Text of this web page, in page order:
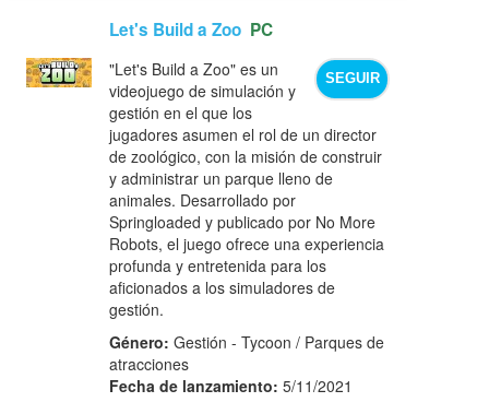
Let's Build a Zoo PC
SEGUIR
"Let's Build a Zoo" es un
videojuego de simulación y
gestión en el que los
jugadores asumen el rol de un director
de zoológico, con la misión de construir
y administrar un parque lleno de
animales. Desarrollado por
Springloaded y publicado por No More
Robots, el juego ofrece una experiencia
profunda y entretenida para los
aficionados a los simuladores de
gestión.
Género: Gestión - Tycoon / Parques de
atracciones
Fecha de lanzamiento: 5/11/2021